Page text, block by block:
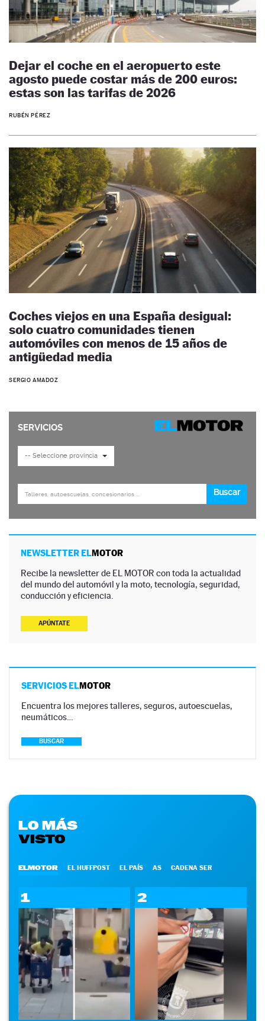
Dejar el coche en el aeropuerto este
agosto puede costar más de 200 euros:
estas son las tarifas de 2026
RUBÉN PÉREZ
Coches viejos en una España desigual:
solo cuatro comunidades tienen
automóviles con menos de 15 años de
antigüedad media
SERGIO AMADOZ
NEWSLETTER ELMOTOR
Recibe la newsletter de EL MOTOR con toda la actualidad
del mundo del automóvil y la moto, tecnología, seguridad,
conducción y eficiencia.
APÚNTATE
SERVICIOS ELMOTOR
Encuentra los mejores talleres, seguros, autoescuelas,
neumáticos…
BUSCAR
LO MÁS
VISTO
ELMOTOR EL HUFFPOST EL PAÍS AS CADENA SER
1 2